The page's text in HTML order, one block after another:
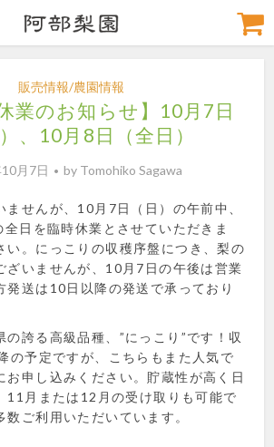
販売情報/農園情報
休業のお知らせ】10月7日
、10月8日（全日）
月7日 by Tomohiko Sagawa
ませんが、10月7日（日）の午前中、
日を臨時休業とさせていただきま
い。にっこりの収穫序盤につき、梨の
ざいませんが、10月7日の午後は営業
発送は10日以降の発送で承っており
の誇る高級品種、”にっこり”です！収
の予定ですが、こちらもまた人気で
お申し込みください。貯蔵性が高く日
11月または12月の受け取りも可能で
ご利用いただいています。